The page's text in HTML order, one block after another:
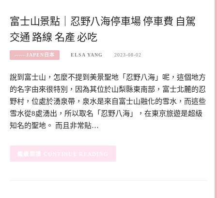
富士山景點｜忍野八海停車場 停車費 自駕
交通 路線 名產 必吃
------JAPEN日本 ELSA YANG 2023-08-02
說到富士山，怎麼不提到美景聖地「忍野八海」呢，這個地方
的名字由來很特別，因為其位於山梨縣東南部，富士北麓的忍
野村，位處於湧泉帶，泉水是來自富士山融化的雪水，而這些
雪水從8處湧出，所以取名「忍野八海」，在東京旅遊是超級
知名的聖地。 而且非常貼…
CONTINUE READING